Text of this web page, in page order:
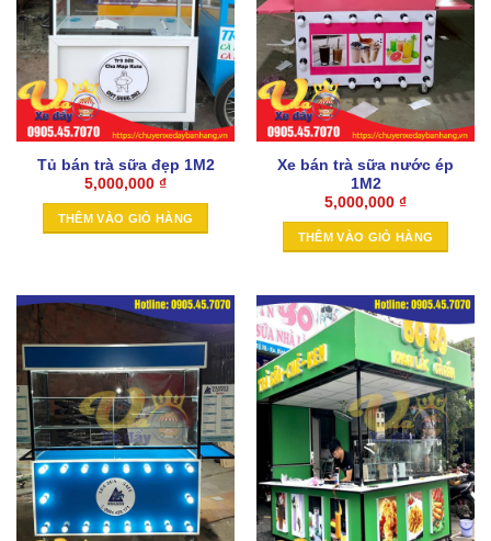
Tủ bán trà sữa đẹp 1M2
5,000,000 ₫
THÊM VÀO GIỎ HÀNG
Xe bán trà sữa nước ép
1M2
5,000,000 ₫
THÊM VÀO GIỎ HÀNG